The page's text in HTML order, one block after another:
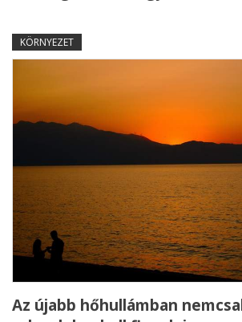
KÖRNYEZET
Az újabb hőhullámban